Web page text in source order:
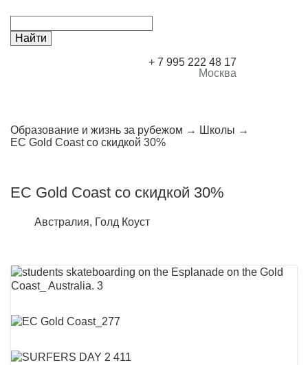
+ 7 995 222 48 17
Москва
Образование и жизнь за рубежом
Школы
EC Gold Coast со скидкой 30%
EC Gold Coast со скидкой 30%
Австралия, Голд Коуст